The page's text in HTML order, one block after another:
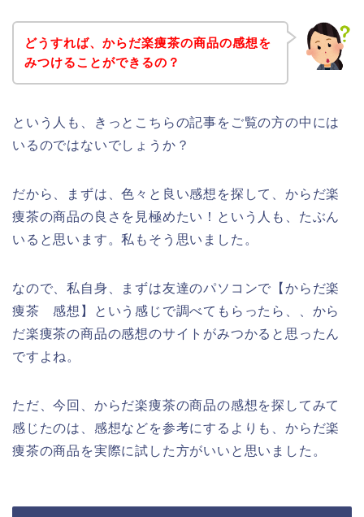
どうすれば、からだ楽痩茶の商品の感想を
みつけることができるの？
という人も、きっとこちらの記事をご覧の方の中には
いるのではないでしょうか？
だから、まずは、色々と良い感想を探して、からだ楽
痩茶の商品の良さを見極めたい！という人も、たぶん
いると思います。私もそう思いました。
なので、私自身、まずは友達のパソコンで【からだ楽
痩茶 感想】という感じで調べてもらったら、、から
だ楽痩茶の商品の感想のサイトがみつかると思ったん
ですよね。
ただ、今回、からだ楽痩茶の商品の感想を探してみて
感じたのは、感想などを参考にするよりも、からだ楽
痩茶の商品を実際に試した方がいいと思いました。